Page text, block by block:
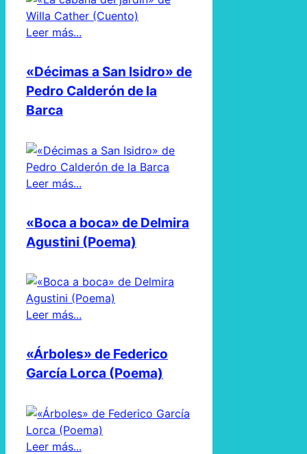
Leer más...
«Décimas a San Isidro» de
Pedro Calderón de la
Barca
Leer más...
«Boca a boca» de Delmira
Agustini (Poema)
Leer más...
«Árboles» de Federico
García Lorca (Poema)
Leer más...